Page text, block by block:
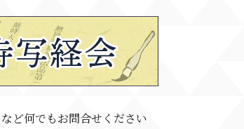
ど何でもお問合せください